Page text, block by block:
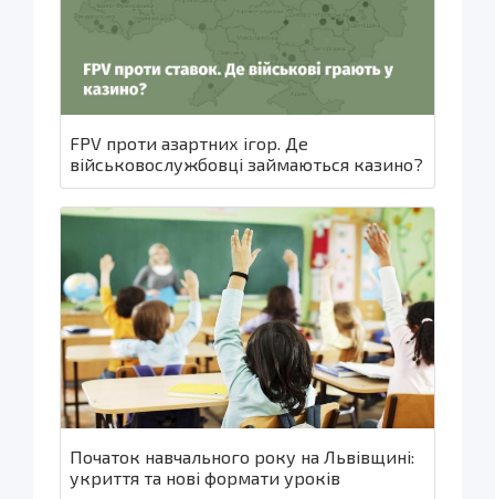
FPV проти азартних ігор. Де
військовослужбовці займаються казино?
Початок навчального року на Львівщині:
укриття та нові формати уроків